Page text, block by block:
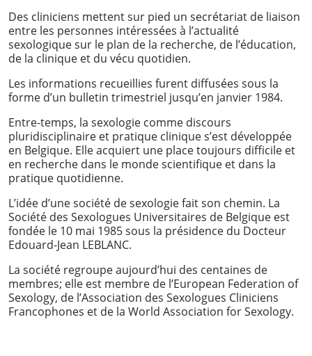
Des cliniciens mettent sur pied un secrétariat de liaison
entre les personnes intéressées à l’actualité
sexologique sur le plan de la recherche, de l’éducation,
de la clinique et du vécu quotidien.
Les informations recueillies furent diffusées sous la
forme d’un bulletin trimestriel jusqu’en janvier 1984.
Entre-temps, la sexologie comme discours
pluridisciplinaire et pratique clinique s’est développée
en Belgique. Elle acquiert une place toujours difficile et
en recherche dans le monde scientifique et dans la
pratique quotidienne.
L’idée d’une société de sexologie fait son chemin. La
Société des Sexologues Universitaires de Belgique est
fondée le 10 mai 1985 sous la présidence du Docteur
Edouard-Jean LEBLANC.
La société regroupe aujourd’hui des centaines de
membres; elle est membre de l’European Federation of
Sexology, de l’Association des Sexologues Cliniciens
Francophones et de la World Association for Sexology.